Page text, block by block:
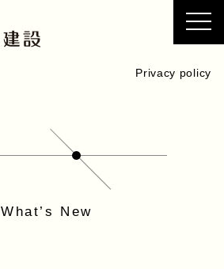
Privacy policy
What’s New